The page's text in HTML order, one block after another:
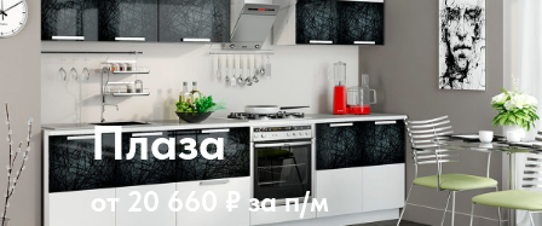
от 20 660 ₽ за п/м
Плаза